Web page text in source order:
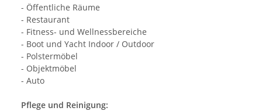
- Öffentliche Räume
- Restaurant
- Fitness- und Wellnessbereiche
- Boot und Yacht Indoor / Outdoor
- Polstermöbel
- Objektmöbel
- Auto
Pflege und Reinigung: